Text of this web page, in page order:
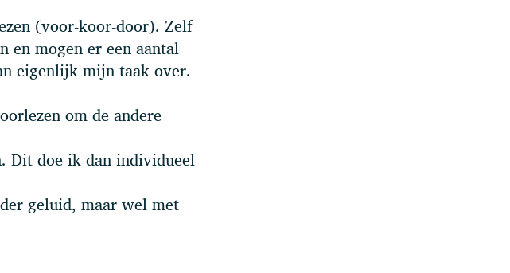
(voor-koor-door). Zelf
en mogen er een aantal
eigenlijk mijn taak over.
om de andere
Dit doe ik dan individueel
geluid, maar wel met